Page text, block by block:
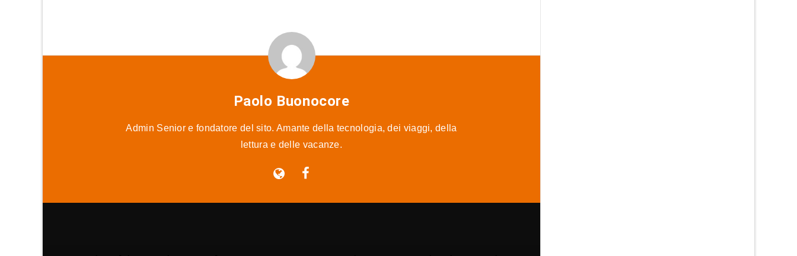
Paolo Buonocore
Admin Senior e fondatore del sito. Amante della tecnologia, dei viaggi, della
lettura e delle vacanze.